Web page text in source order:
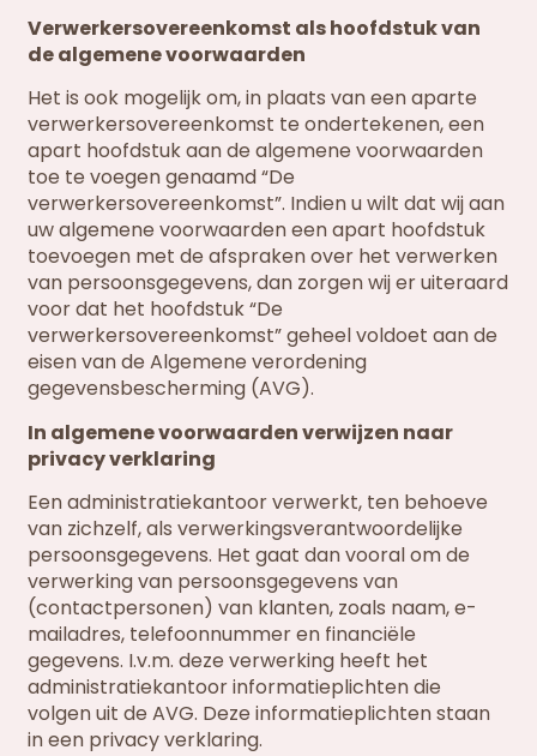
Verwerkersovereenkomst als hoofdstuk van
de algemene voorwaarden
Het is ook mogelijk om, in plaats van een aparte
verwerkersovereenkomst te ondertekenen, een
apart hoofdstuk aan de algemene voorwaarden
toe te voegen genaamd “De
verwerkersovereenkomst”. Indien u wilt dat wij aan
uw algemene voorwaarden een apart hoofdstuk
toevoegen met de afspraken over het verwerken
van persoonsgegevens, dan zorgen wij er uiteraard
voor dat het hoofdstuk “De
verwerkersovereenkomst” geheel voldoet aan de
eisen van de Algemene verordening
gegevensbescherming (AVG).
In algemene voorwaarden verwijzen naar
privacy verklaring
Een administratiekantoor verwerkt, ten behoeve
van zichzelf, als verwerkingsverantwoordelijke
persoonsgegevens. Het gaat dan vooral om de
verwerking van persoonsgegevens van
(contactpersonen) van klanten, zoals naam, e-
mailadres, telefoonnummer en financiële
gegevens. I.v.m. deze verwerking heeft het
administratiekantoor informatieplichten die
volgen uit de AVG. Deze informatieplichten staan
in een privacy verklaring.